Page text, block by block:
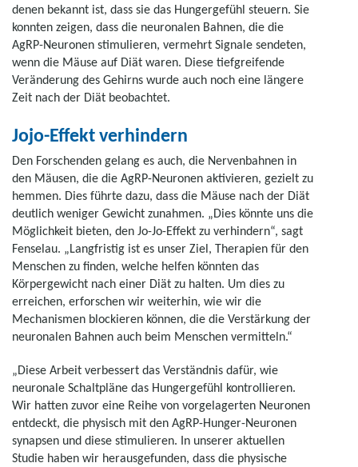
denen bekannt ist, dass sie das Hungergefühl steuern. Sie
konnten zeigen, dass die neuronalen Bahnen, die die
AgRP-Neuronen stimulieren, vermehrt Signale sendeten,
wenn die Mäuse auf Diät waren. Diese tiefgreifende
Veränderung des Gehirns wurde auch noch eine längere
Zeit nach der Diät beobachtet.
Jojo-Effekt verhindern
Den Forschenden gelang es auch, die Nervenbahnen in
den Mäusen, die die AgRP-Neuronen aktivieren, gezielt zu
hemmen. Dies führte dazu, dass die Mäuse nach der Diät
deutlich weniger Gewicht zunahmen. „Dies könnte uns die
Möglichkeit bieten, den Jo-Jo-Effekt zu verhindern“, sagt
Fenselau. „Langfristig ist es unser Ziel, Therapien für den
Menschen zu finden, welche helfen könnten das
Körpergewicht nach einer Diät zu halten. Um dies zu
erreichen, erforschen wir weiterhin, wie wir die
Mechanismen blockieren können, die die Verstärkung der
neuronalen Bahnen auch beim Menschen vermitteln.“
„Diese Arbeit verbessert das Verständnis dafür, wie
neuronale Schaltpläne das Hungergefühl kontrollieren.
Wir hatten zuvor eine Reihe von vorgelagerten Neuronen
entdeckt, die physisch mit den AgRP-Hunger-Neuronen
synapsen und diese stimulieren. In unserer aktuellen
Studie haben wir herausgefunden, dass die physische